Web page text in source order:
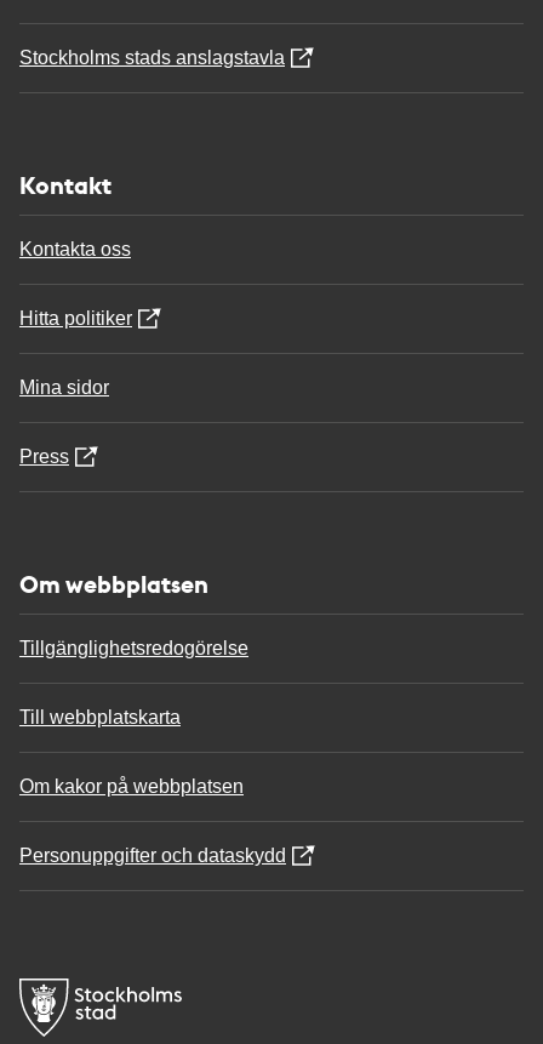
Stockholms stads anslagstavla
Kontakt
Kontakta oss
Hitta politiker
Mina sidor
Press
Om webbplatsen
Tillgänglighetsredogörelse
Till webbplatskarta
Om kakor på webbplatsen
Personuppgifter och dataskydd